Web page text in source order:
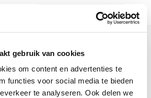
gebruik van cookies
om content en advertenties te
functies voor social media te bieden
te analyseren. Ook delen we